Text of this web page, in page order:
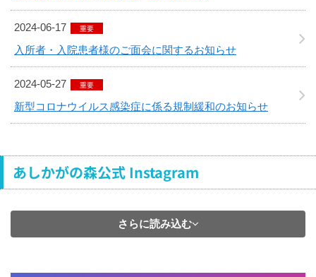
2024-06-17 重要
入所者・入院患者様のご面会に関するお知らせ
2024-05-27 重要
新型コロナウイルス感染症に係る規制緩和のお知らせ
あしかがの森公式 Instagram
さらに読み込む